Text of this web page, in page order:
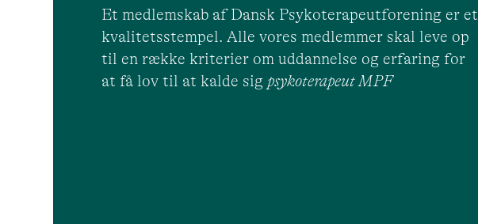
Et medlemskab af Dansk Psykoterapeutforening er et
kvalitetsstempel. Alle vores medlemmer skal leve op
til en række kriterier om uddannelse og erfaring for
at få lov til at kalde sig psykoterapeut MPF